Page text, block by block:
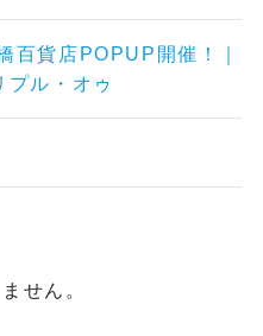
百貨店POPUP開催！｜
プル・オゥ
せん。